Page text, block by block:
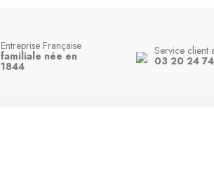
Entreprise Française
familiale née en
1844
Service client
03 20 24